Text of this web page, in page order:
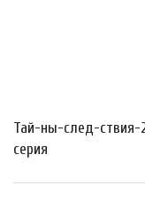
Тай-ны-след-ствия-
серия